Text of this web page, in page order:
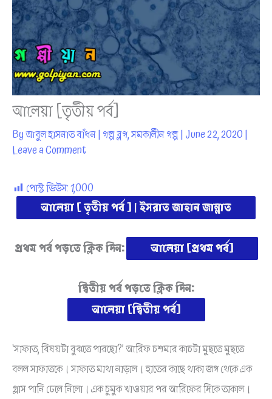
আলেয়া [তৃতীয় পর্ব]
Byআবুল হাসনাত বাঁধন| গল্প ব্লগ,সমকালীন গল্প| June 22, 2020|
Leave a Comment
পোস্ট ভিউস:1,000
আলেয়া [ তৃতীয় পর্ব ] | ইসরাত জাহান জান্নাত
প্রথম পর্ব পড়তে ক্লিক দিন: আলেয়া [প্রথম পর্ব]
দ্বিতীয় পর্ব পড়তে ক্লিক দিন:
আলেয়া [দ্বিতীয় পর্ব]
‘সাফাত, বিষয়টা বুঝতে পারছো?’ আরিফ চশমার কাচটা মুছতে মুছতে
বলল সাফাতকে। সাফাত মাথা নাড়াল। হাতের কাছে থাকা জগ থেকে এক
গ্লাস পানি ঢেলে নিলো। এক চুমুক খাওয়ার পর আরিফের দিকে তাকাল।